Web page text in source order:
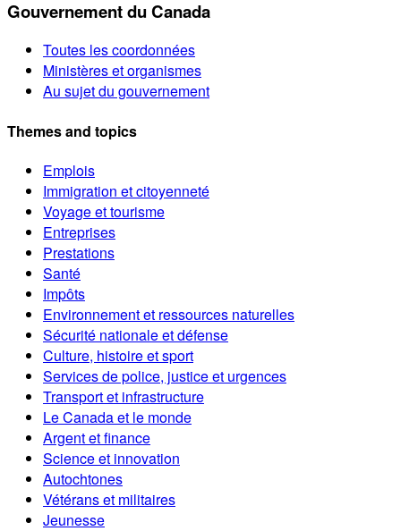
Gouvernement du Canada
Toutes les coordonnées
Ministères et organismes
Au sujet du gouvernement
Themes and topics
Emplois
Immigration et citoyenneté
Voyage et tourisme
Entreprises
Prestations
Santé
Impôts
Environnement et ressources naturelles
Sécurité nationale et défense
Culture, histoire et sport
Services de police, justice et urgences
Transport et infrastructure
Le Canada et le monde
Argent et finance
Science et innovation
Autochtones
Vétérans et militaires
Jeunesse